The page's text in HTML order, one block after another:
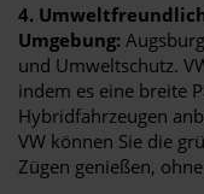
4.
Umgebung:
und Umweltschutz.
indem es eine breite
Hybridfahrzeugen
VW können Sie die
Zügen genießen,